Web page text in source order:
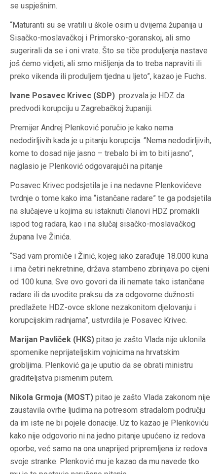
se uspješnim.
“Maturanti su se vratili u škole osim u dvijema županija u
Sisačko-moslavačkoj i Primorsko-goranskoj, ali smo
sugerirali da se i oni vrate. Što se tiče produljenja nastave
još ćemo vidjeti, ali smo mišljenja da to treba napraviti ili
preko vikenda ili produljem tjedna u ljeto”, kazao je Fuchs.
Ivane Posavec Krivec (SDP) prozvala je HDZ da
predvodi korupciju u Zagrebačkoj županiji.
Premijer Andrej Plenković poručio je kako nema
nedodirljivih kada je u pitanju korupcija. “Nema nedodirljivih,
kome to dosad nije jasno – trebalo bi im to biti jasno”,
naglasio je Plenković odgovarajući na pitanje
Posavec Krivec podsjetila je i na nedavne Plenkovićeve
tvrdnje o tome kako ima “istančane radare” te ga podsjetila
na slučajeve u kojima su istaknuti članovi HDZ promakli
ispod tog radara, kao i na slučaj sisačko-moslavačkog
župana Ive Žinića.
“Sad vam promiče i Žinić, kojeg iako zarađuje 18.000 kuna
i ima četiri nekretnine, država stambeno zbrinjava po cijeni
od 100 kuna. Sve ovo govori da ili nemate tako istančane
radare ili da uvodite praksu da za odgovorne dužnosti
predlažete HDZ-ovce sklone nezakonitom djelovanju i
korupcijskim radnjama”, ustvrdila je Posavec Krivec.
Marijan Pavliček (HKS) pitao je zašto Vlada nije uklonila
spomenike neprijateljskim vojnicima na hrvatskim
grobljima. Plenković ga je uputio da se obrati ministru
graditeljstva pismenim putem.
Nikola Grmoja (MOST) pitao je zašto Vlada zakonom nije
zaustavila ovrhe ljudima na potresom stradalom području
da im iste ne bi pojele donacije. Uz to kazao je Plenkoviću
kako nije odgovorio ni na jedno pitanje upućeno iz redova
oporbe, već samo na ona unaprijed pripremljena iz redova
svoje stranke. Plenković mu je kazao da mu navede tko